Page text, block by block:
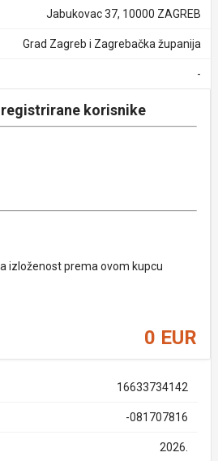
Jabukovac 37, 10000 ZAGREB
Grad Zagreb i Zagrebačka županija
-
korisnike
izloženost prema ovom kupcu
0 EUR
16633734142
-081707816
2026.